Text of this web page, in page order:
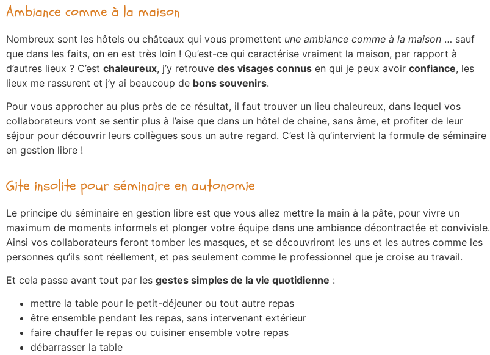
Ambiance comme à la maison
Nombreux sont les hôtels ou châteaux qui vous promettent une ambiance comme à la maison … sauf
que dans les faits, on en est très loin ! Qu’est-ce qui caractérise vraiment la maison, par rapport à
d’autres lieux ? C’est chaleureux, j’y retrouve des visages connus en qui je peux avoir confiance, les
lieux me rassurent et j’y ai beaucoup de bons souvenirs.
Pour vous approcher au plus près de ce résultat, il faut trouver un lieu chaleureux, dans lequel vos
collaborateurs vont se sentir plus à l’aise que dans un hôtel de chaine, sans âme, et profiter de leur
séjour pour découvrir leurs collègues sous un autre regard. C’est là qu’intervient la formule de séminaire
en gestion libre !
Gite insolite pour séminaire en autonomie
Le principe du séminaire en gestion libre est que vous allez mettre la main à la pâte, pour vivre un
maximum de moments informels et plonger votre équipe dans une ambiance décontractée et conviviale.
Ainsi vos collaborateurs feront tomber les masques, et se découvriront les uns et les autres comme les
personnes qu’ils sont réellement, et pas seulement comme le professionnel que je croise au travail.
Et cela passe avant tout par les gestes simples de la vie quotidienne :
mettre la table pour le petit-déjeuner ou tout autre repas
être ensemble pendant les repas, sans intervenant extérieur
faire chauffer le repas ou cuisiner ensemble votre repas
débarrasser la table